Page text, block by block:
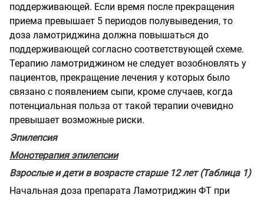
поддерживающей. Если время после прекращения
приема превышает 5 периодов полувыведения, то
доза ламотриджина должна повышаться до
поддерживающей согласно соответствующей схеме.
Терапию ламотриджином не следует возобновлять у
пациентов, прекращение лечения у которых было
связано с появлением сыпи, кроме случаев, когда
потенциальная польза от такой терапии очевидно
превышает возможные риски.
Эпилепсия
Монотерапия эпилепсии
Взрослые и дети в возрасте старше 12 лет (Таблица 1)
Начальная доза препарата Ламотриджин ФТ при